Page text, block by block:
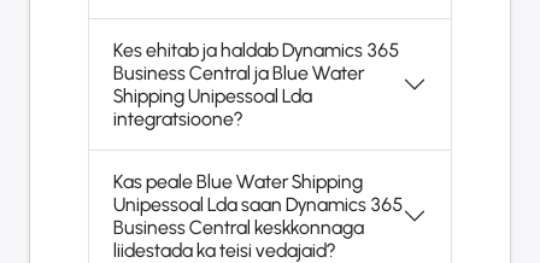
Kes ehitab ja haldab Dynamics 365
Business Central ja Blue Water
Shipping Unipessoal Lda
integratsioone?
Kas peale Blue Water Shipping
Unipessoal Lda saan Dynamics 365
Business Central keskkonnaga
liidestada ka teisi vedajaid?